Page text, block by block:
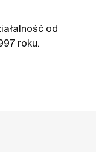
od
roku.